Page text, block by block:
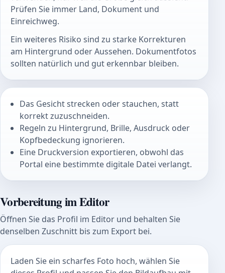
Prüfen Sie immer Land, Dokument und
Einreichweg.
Ein weiteres Risiko sind zu starke Korrekturen
am Hintergrund oder Aussehen. Dokumentfotos
sollten natürlich und gut erkennbar bleiben.
Das Gesicht strecken oder stauchen, statt
korrekt zuzuschneiden.
Regeln zu Hintergrund, Brille, Ausdruck oder
Kopfbedeckung ignorieren.
Eine Druckversion exportieren, obwohl das
Portal eine bestimmte digitale Datei verlangt.
Vorbereitung im Editor
Öffnen Sie das Profil im Editor und behalten Sie
denselben Zuschnitt bis zum Export bei.
Laden Sie ein scharfes Foto hoch, wählen Sie